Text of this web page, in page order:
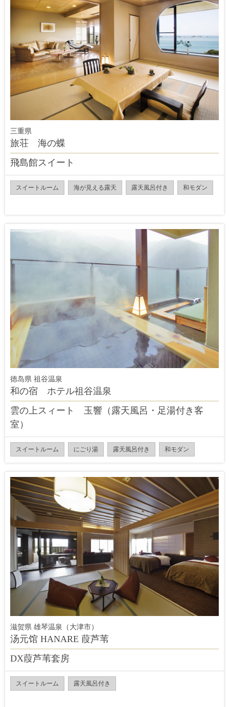
三重県
旅荘 海の蝶
飛島館スイート
スイートルーム 海が見える露天 露天風呂付き 和モダン
徳岛県 祖谷温泉
和の宿 ホテル祖谷温泉
雲の上スィート 玉響（露天風呂・足湯付き客
室）
スイートルーム にごり湯 露天風呂付き 和モダン
滋贺県 雄琴温泉（大津市）
汤元馆 HANARE 葭芦苇
DX葭芦苇套房
スイートルーム 露天風呂付き